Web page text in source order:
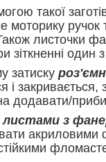
такої
моторику ручок
листочки
зіткненні один
затиску
і
додавати/
листами з